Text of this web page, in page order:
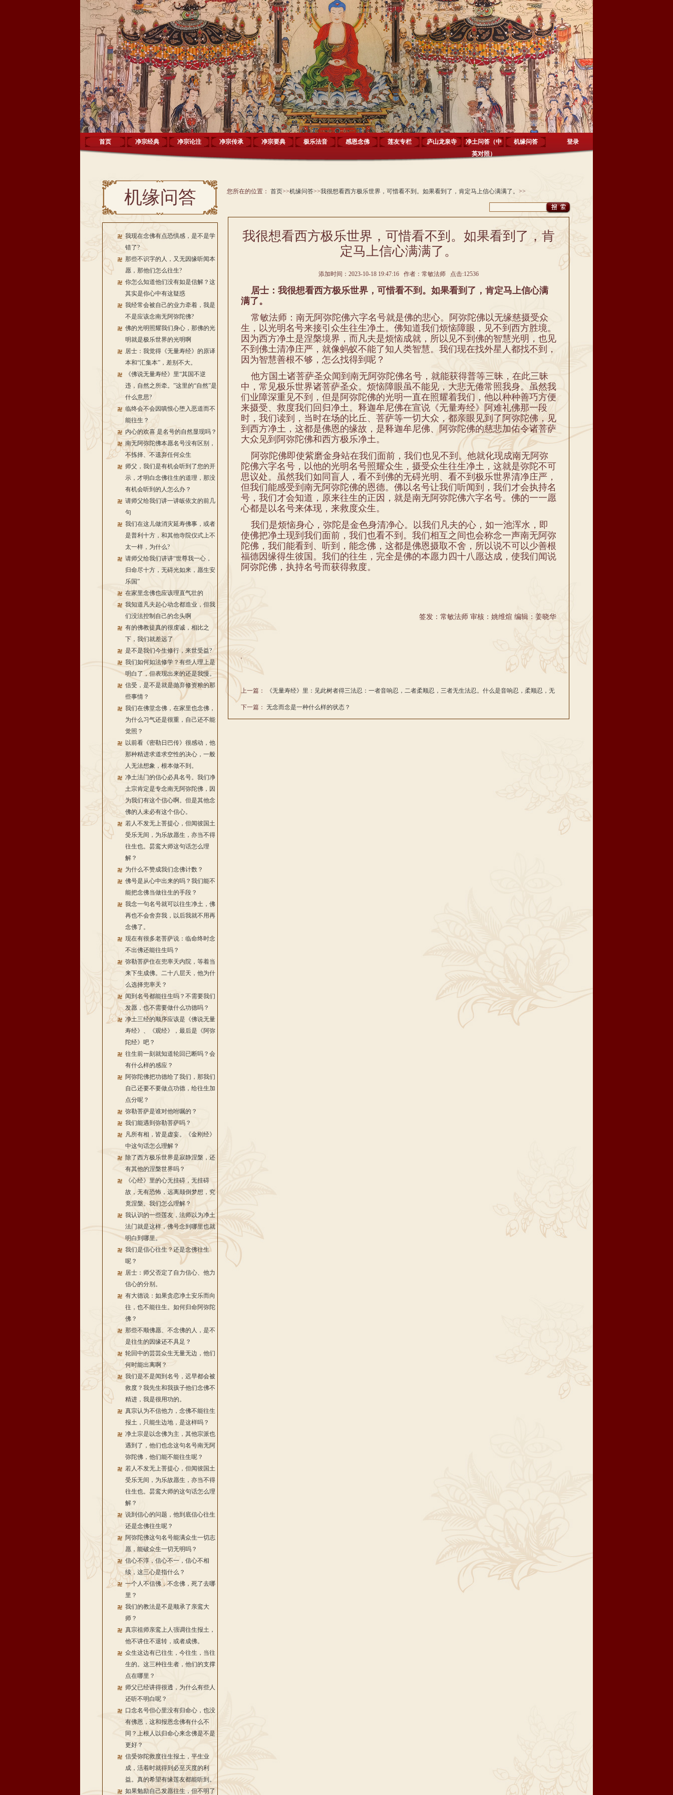
首页 净宗经典 净宗论注 净宗传承 净宗要典 极乐法音 感恩念佛 莲友专栏 庐山龙泉寺
净土问答（中
英对照）
机缘问答 登录
机缘问答
我现在念佛有点恐惧感，是不是学
错了?
那些不识字的人，又无因缘听闻本
愿，那他们怎么往生?
你怎么知道他们没有如是信解？这
其实是你心中有这疑惑
我经常会被自己的业力牵着，我是
不是应该念南无阿弥陀佛?
佛的光明照耀我们身心，那佛的光
明就是极乐世界的光明啊
居士：我觉得《无量寿经》的原译
本和“汇集本”，差别不大。
《佛说无量寿经》里“其国不逆
违，自然之所牵。”这里的“自然”是
什么意思?
临终会不会因嗔恨心堕入恶道而不
能往生？
内心的欢喜 是名号的自然显现吗？
南无阿弥陀佛本愿名号没有区别，
不拣择、不遗弃任何众生
师父，我们是有机会听到了您的开
示，才明白念佛往生的道理，那没
有机会听到的人怎么办？
请师父给我们讲一讲皈依文的前几
句
我们在这儿做消灾延寿佛事，或者
是普利十方，和其他寺院仪式上不
太一样，为什么?
请师父给我们讲讲“世尊我一心，
归命尽十方，无碍光如来，愿生安
乐国”
在家里念佛也应该理直气壮的
我知道凡夫起心动念都造业，但我
们没法控制自己的念头啊
有的佛教徒真的很虔诚，相比之
下，我们就差远了
是不是我们今生修行，来世受益?
我们如何如法修学？有些人理上是
明白了，但表现出来的还是我慢。
信受，是不是就是抛弃修资粮的那
些事情？
我们在佛堂念佛，在家里也念佛，
为什么习气还是很重，自己还不能
觉照？
以前看《密勒日巴传》很感动，他
那种精进求道求空性的决心，一般
人无法想象，根本做不到。
净土法门的信心必具名号。我们净
土宗肯定是专念南无阿弥陀佛，因
为我们有这个信心啊。但是其他念
佛的人未必有这个信心。
若人不发无上菩提心，但闻彼国土
受乐无间，为乐故愿生，亦当不得
往生也。昙鸾大师这句话怎么理
解？
为什么不赞成我们念佛计数？
佛号是从心中出来的吗？我们能不
能把念佛当做往生的手段？
我念一句名号就可以往生净土，佛
再也不会舍弃我，以后我就不用再
念佛了。
现在有很多老菩萨说：临命终时念
不出佛还能往生吗？
弥勒菩萨住在兜率天内院，等着当
来下生成佛。二十八层天，他为什
么选择兜率天？
闻到名号都能往生吗？不需要我们
发愿，也不需要做什么功德吗？
净土三经的顺序应该是《佛说无量
寿经》、《观经》，最后是《阿弥
陀经》吧？
往生前一刻就知道轮回已断吗？会
有什么样的感应？
阿弥陀佛把功德给了我们，那我们
自己还要不要做点功德，给往生加
点分呢？
弥勒菩萨是谁对他咐嘱的？
我们能遇到弥勒菩萨吗？
凡所有相，皆是虚妄。《金刚经》
中这句话怎么理解？
除了西方极乐世界是寂静涅槃，还
有其他的涅槃世界吗？
《心经》里的心无挂碍，无挂碍
故，无有恐怖，远离颠倒梦想，究
竟涅槃。我们怎么理解？
我认识的一些莲友，法师以为净土
法门就是这样，佛号念到哪里也就
明白到哪里。
我们是信心往生？还是念佛往生
呢？
居士：师父否定了自力信心、他力
信心的分别。
有大德说：如果贪恋净土安乐而向
往，也不能往生。如何归命阿弥陀
佛？
那些不顺佛愿、不念佛的人，是不
是往生的因缘还不具足？
轮回中的芸芸众生无量无边，他们
何时能出离啊？
我们是不是闻到名号，迟早都会被
救度？我先生和我孩子他们念佛不
精进，我是很用功的。
真宗认为不信他力，念佛不能往生
报土，只能生边地，是这样吗？
净土宗是以念佛为主，其他宗派也
遇到了，他们也念这句名号南无阿
弥陀佛，他们能不能往生呢？
若人不发无上菩提心，但闻彼国土
受乐无间，为乐故愿生，亦当不得
往生也。昙鸾大师的这句话怎么理
解？
说到信心的问题，他到底信心往生
还是念佛往生呢？
阿弥陀佛这句名号能满众生一切志
愿，能破众生一切无明吗？
信心不淳，信心不一，信心不相
续，这三心是指什么？
一个人不信佛，不念佛，死了去哪
里？
我们的教法是不是顺承了亲鸾大
师？
真宗祖师亲鸾上人强调往生报土，
他不讲住不退转，或者成佛。
众生这边有已往生，今往生，当往
生的。这三种往生者，他们的支撑
点在哪里？
师父已经讲得很透，为什么有些人
还听不明白呢？
口念名号但心里没有归命心，也没
有佛恩，这和报恩念佛有什么不
同？上根人以归命心来念佛是不是
更好？
信受弥陀救度往生报土，平生业
成，活着时就得到必至灭度的利
益。真的希望有缘莲友都能听到。
如果勉励自己发愿往生，但不明了
您所在的位置： 首页>>机缘问答>>我很想看西方极乐世界，可惜看不到。如果看到了，肯定马上信心满满了。 >>
我很想看西方极乐世界，可惜看不到。如果看到了，肯
定马上信心满满了。
添加时间：2023-10-18 19:47:16 作者：常敏法师 点击:12536
居士：我很想看西方极乐世界，可惜看不到。如果看到了，肯定马上信心满
满了。
常敏法师：南无阿弥陀佛六字名号就是佛的悲心。阿弥陀佛以无缘慈摄受众
生，以光明名号来接引众生往生净土。佛知道我们烦恼障眼，见不到西方胜境。
因为西方净土是涅槃境界，而凡夫是烦恼成就，所以见不到佛的智慧光明，也见
不到佛土清净庄严，就像蚂蚁不能了知人类智慧。我们现在找外星人都找不到，
因为智慧善根不够，怎么找得到呢？
他方国土诸菩萨圣众闻到南无阿弥陀佛名号，就能获得普等三昧，在此三昧
中，常见极乐世界诸菩萨圣众。烦恼障眼虽不能见，大悲无倦常照我身。虽然我
们业障深重见不到，但是阿弥陀佛的光明一直在照耀着我们，他以种种善巧方便
来摄受、救度我们回归净土。释迦牟尼佛在宣说《无量寿经》阿难礼佛那一段
时，我们读到，当时在场的比丘、菩萨等一切大众，都亲眼见到了阿弥陀佛，见
到西方净土，这都是佛恩的缘故，是释迦牟尼佛、阿弥陀佛的慈悲加佑令诸菩萨
大众见到阿弥陀佛和西方极乐净土。
阿弥陀佛即使紫磨金身站在我们面前，我们也见不到。他就化现成南无阿弥
陀佛六字名号，以他的光明名号照耀众生，摄受众生往生净土，这就是弥陀不可
思议处。虽然我们如同盲人，看不到佛的无碍光明、看不到极乐世界清净庄严，
但我们能感受到南无阿弥陀佛的恩德。佛以名号让我们听闻到，我们才会执持名
号，我们才会知道，原来往生的正因，就是南无阿弥陀佛六字名号。佛的一一愿
心都是以名号来体现，来救度众生。
我们是烦恼身心，弥陀是金色身清净心。以我们凡夫的心，如一池浑水，即
使佛把净土现到我们面前，我们也看不到。我们相互之间也会称念一声南无阿弥
陀佛，我们能看到、听到，能念佛，这都是佛恩摄取不舍，所以说不可以少善根
福德因缘得生彼国。我们的往生，完全是佛的本愿力四十八愿达成，使我们闻说
阿弥陀佛，执持名号而获得救度。
签发：常敏法师 审核：姚维煊 编辑：姜晓华
'
上一篇： 《无量寿经》里：见此树者得三法忍：一者音响忍，二者柔顺忍，三者无生法忍。什么是音响忍，柔顺忍，无
下一篇： 无念而念是一种什么样的状态？